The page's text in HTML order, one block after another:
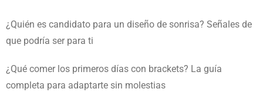
¿Quién es candidato para un diseño de sonrisa? Señales de
que podría ser para ti
¿Qué comer los primeros días con brackets? La guía
completa para adaptarte sin molestias